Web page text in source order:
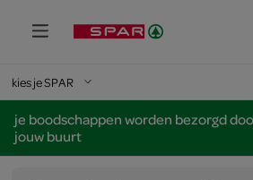
kies je SPAR
je boodschappen worden bezorgd
jouw buurt